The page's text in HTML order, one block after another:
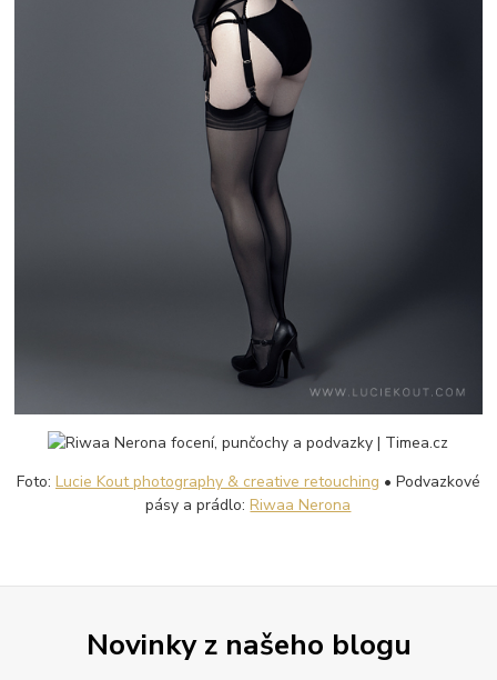
Foto: Lucie Kout photography & creative retouching • Podvazkové
pásy a prádlo:Riwaa Nerona
Novinky z našeho blogu